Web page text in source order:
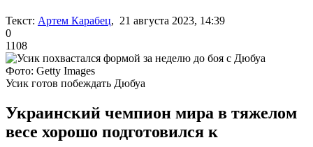
Текст: Артем Карабец, 21 августа 2023, 14:39
0
1108
Фото: Getty Images
Усик готов побеждать Дюбуа
Украинский чемпион мира в тяжелом
весе хорошо подготовился к